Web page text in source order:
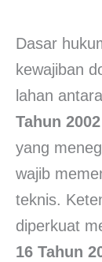
Dasar
kewajiban
lahan
Tahun
yang
wajib
teknis.
diperkuat
16 Tahun